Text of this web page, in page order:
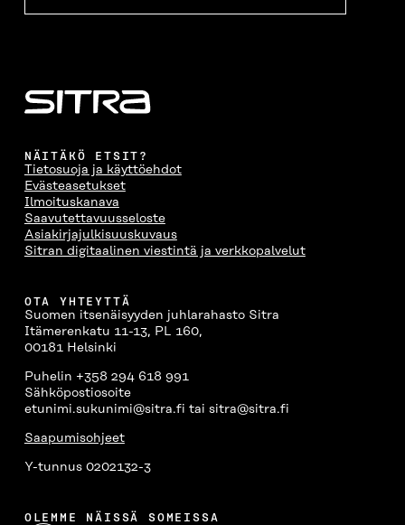
NÄITÄKÖ ETSIT?
Tietosuoja ja käyttöehdot
Evästeasetukset
Ilmoituskanava
Saavutettavuusseloste
Asiakirjajulkisuuskuvaus
Sitran digitaalinen viestintä ja verkkopalvelut
OTA YHTEYTTÄ
Suomen itsenäisyyden juhlarahasto Sitra
Itämerenkatu 11-13, PL 160,
00181 Helsinki
Puhelin +358 294 618 991
Sähköpostiosoite
etunimi.sukunimi@sitra.fi tai sitra@sitra.fi
Saapumisohjeet
Y-tunnus 0202132-3
OLEMME NÄISSÄ SOMEISSA